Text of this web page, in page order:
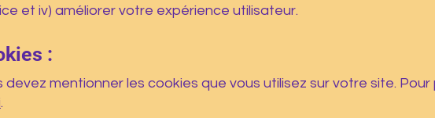
et iv) améliorer votre expérience utilisateur.
:
mentionner les cookies que vous utilisez sur votre site. Pour
.